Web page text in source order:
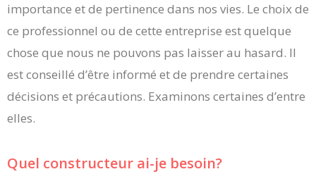
importance et de pertinence dans nos vies. Le choix de
ce professionnel ou de cette entreprise est quelque
chose que nous ne pouvons pas laisser au hasard. Il
est conseillé d’être informé et de prendre certaines
décisions et précautions. Examinons certaines d’entre
elles.
Quel constructeur ai-je besoin?